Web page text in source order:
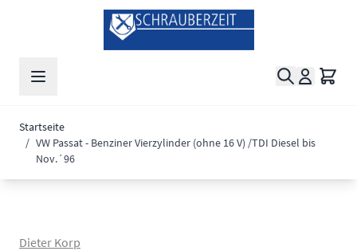
Zum Inhalt springen
Suche
Startseite
/ VW Passat - Benziner Vierzylinder (ohne 16 V) /TDI Diesel bis
Nov.´96
Dieter Korp